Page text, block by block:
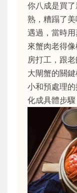
你八成是買
熟，糟蹋了
遇過，當時
來蟹肉老得
房打工，跟
大閘蟹的關
小和預處理
化成具體步驟